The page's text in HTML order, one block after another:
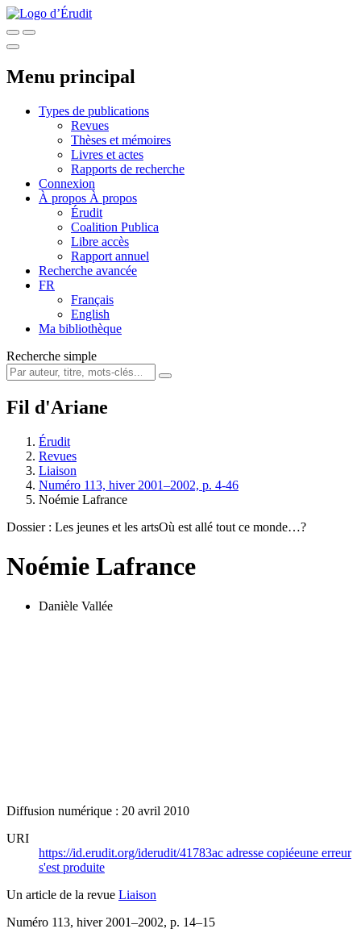
Menu principal
Types de publications
Revues
Thèses et mémoires
Livres et actes
Rapports de recherche
Connexion
À propos À propos
Érudit
Coalition Publica
Libre accès
Rapport annuel
Recherche avancée
FR
Français
English
Ma bibliothèque
Recherche simple
Fil d'Ariane
Érudit
Revues
Liaison
Numéro 113, hiver 2001–2002, p. 4-46
Noémie Lafrance
Dossier : Les jeunes et les artsOù est allé tout ce monde…?
Noémie Lafrance
Danièle Vallée
Diffusion numérique : 20 avril 2010
URI
https://id.erudit.org/iderudit/41783ac adresse copiéeune erreur
s'est produite
Un article de la revue Liaison
Numéro 113, hiver 2001–2002, p. 14–15